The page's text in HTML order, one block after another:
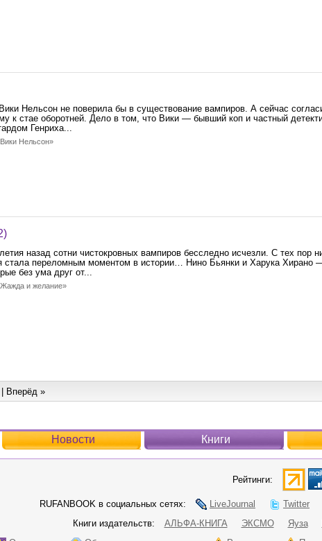
Нельсон не поверила бы в существование вампиров. А сейчас
к стае оборотней. Дело в том, что Вики — бывший коп и частный
Генриха...
Нельсон»
назад сотни чистокровных вампиров бесследно исчезли. С тех пор
стала переломным моментом в истории… Нино Бьянки и Харука Хирано
без ума друг от...
и желание»
Вперёд »
Новости Книги
Рейтинги:
RUFANBOOK в социальных сетях: LiveJournal Twitter
Книги издательств:
АЛЬФА-КНИГА ЭКСМО Яуза